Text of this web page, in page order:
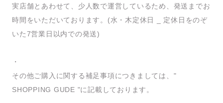
実店舗とあわせて、少人数で運営しているため、発送までお
時間をいただいております。(水・木定休日 _ 定休日をのぞ
いた7営業日以内での発送)
・
その他ご購入に関する補足事項につきましては、"
SHOPPING GUDE "に記載しております。